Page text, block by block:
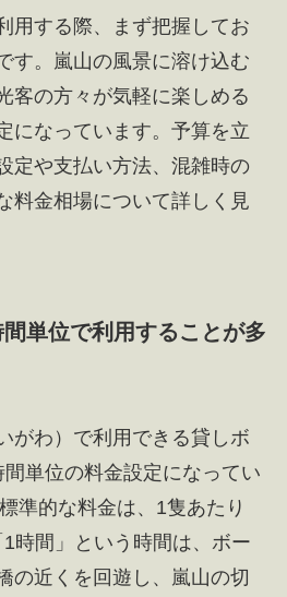
用する際、まず把握してお
す。嵐山の風景に溶け込む
客の方々が気軽に楽しめる
になっています。予算を立
定や支払い方法、混雑時の
料金相場について詳しく見
単位で利用することが多
がわ）で利用できる貸しボ
単位の料金設定になってい
準的な料金は、1隻あたり
時間」という時間は、ボー
の近くを回遊し、嵐山の切